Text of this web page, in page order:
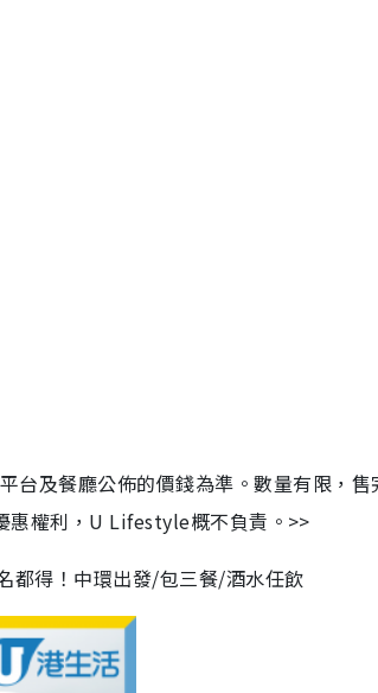
台及餐廳公佈的價錢為準。數量有限，售
惠權利，U Lifestyle概不負責。>>
都得！中環出發/包三餐/酒水任飲